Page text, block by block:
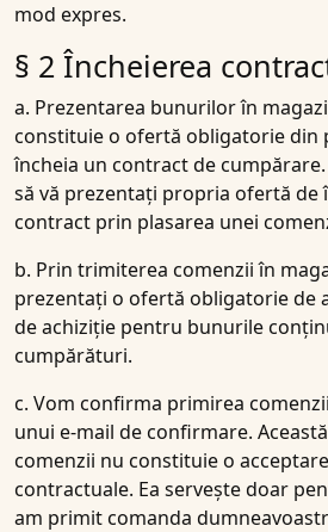
mod expres.
§ 2 Încheierea
a. Prezentarea bunurilor în
constituie o ofertă obligatorie din
încheia un contract de
să vă prezentați propria ofertă de
contract prin plasarea unei
b. Prin trimiterea comenzii în
prezentați o ofertă obligatorie de
de achiziție pentru bunurile
cumpărături.
c. Vom confirma primirea
unui e-mail de confirmare.
comenzii nu constituie o
contractuale. Ea servește doar
am primit comanda